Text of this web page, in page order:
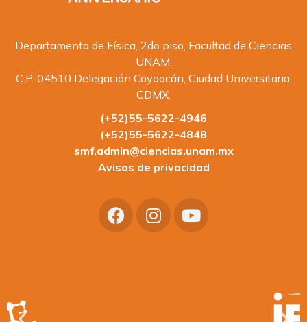
Departamento de Física, 2do piso, Facultad de Ciencias
UNAM,
C.P. 04510 Delegación Coyoacán, Ciudad Universitaria,
CDMX.
(+52)55-5622-4946
(+52)55-5622-4848
smf.admin@ciencias.unam.mx
Avisos de privacidad